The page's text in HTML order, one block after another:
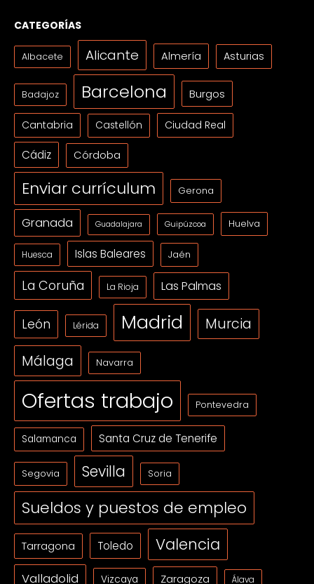
CATEGORÍAS
Albacete Alicante Almería Asturias
Badajoz Barcelona Burgos
Cantabria Castellón Ciudad Real
Cádiz Córdoba
Enviar currículum Gerona
Granada Guadalajara Guipúzcoa Huelva
Huesca Islas Baleares Jaén
La Coruña La Rioja Las Palmas
León Lérida Madrid Murcia
Málaga Navarra
Ofertas trabajo Pontevedra
Salamanca Santa Cruz de Tenerife
Segovia Sevilla Soria
Sueldos y puestos de empleo
Tarragona Toledo Valencia
Valladolid Vizcaya Zaragoza Álava